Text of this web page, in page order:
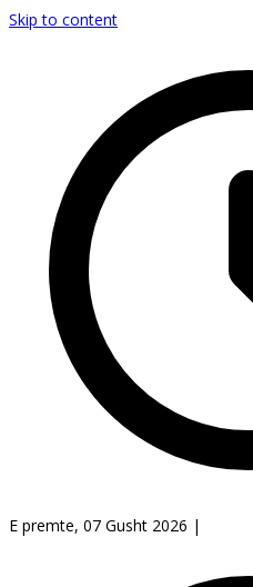
Skip to content
E premte, 07 Gusht 2026 |